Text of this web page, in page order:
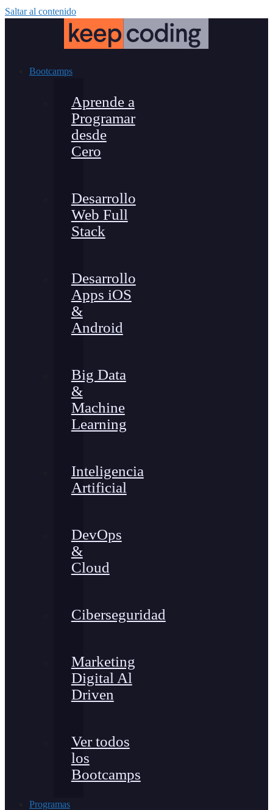
Saltar al contenido
Bootcamps
Aprende a
Programar
desde
Cero
Desarrollo
Web Full
Stack
Desarrollo
Apps iOS
&
Android
Big Data
&
Machine
Learning
Inteligencia
Artificial
DevOps
&
Cloud
Ciberseguridad
Marketing
Digital Al
Driven
Ver todos
los
Bootcamps
Programas